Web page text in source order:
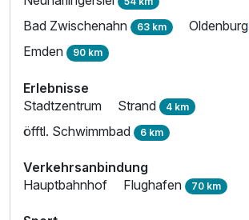
Ausstattung
Zusatznächte
Für 3 Tage
Bad Zwischenahn 63 km Oldenburg
Emden 90 km
Erlebnisse
Stadtzentrum
Strand 4 km
öfftl. Schwimmbad 6 km
Verkehrsanbindung
Hauptbahnhof
Flughafen 70 km